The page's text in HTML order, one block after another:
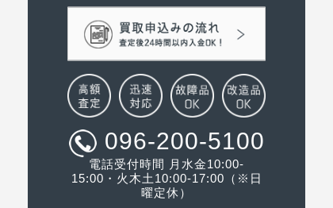
096-200-5100
電話受付時間 月水金10:00-
15:00・火木土10:00-17:00（※日
曜定休）